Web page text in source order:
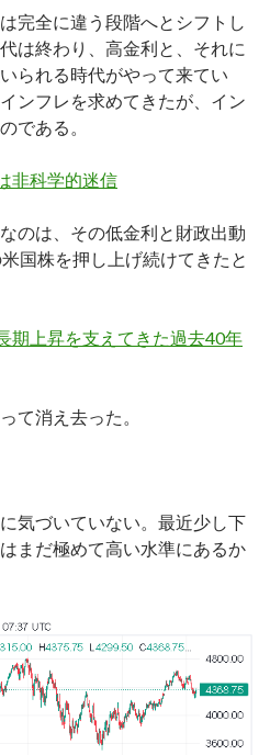
完全に違う段階へとシフトし
は終わり、高金利と、それに
られる時代がやって来てい
ンフレを求めてきたが、イン
である。
非科学的迷信
のは、その低金利と財政出動
国株を押し上げ続けてきたと
期上昇を支えてきた過去40年
て消え去った。
気づいていない。最近少し下
まだ極めて高い水準にあるか